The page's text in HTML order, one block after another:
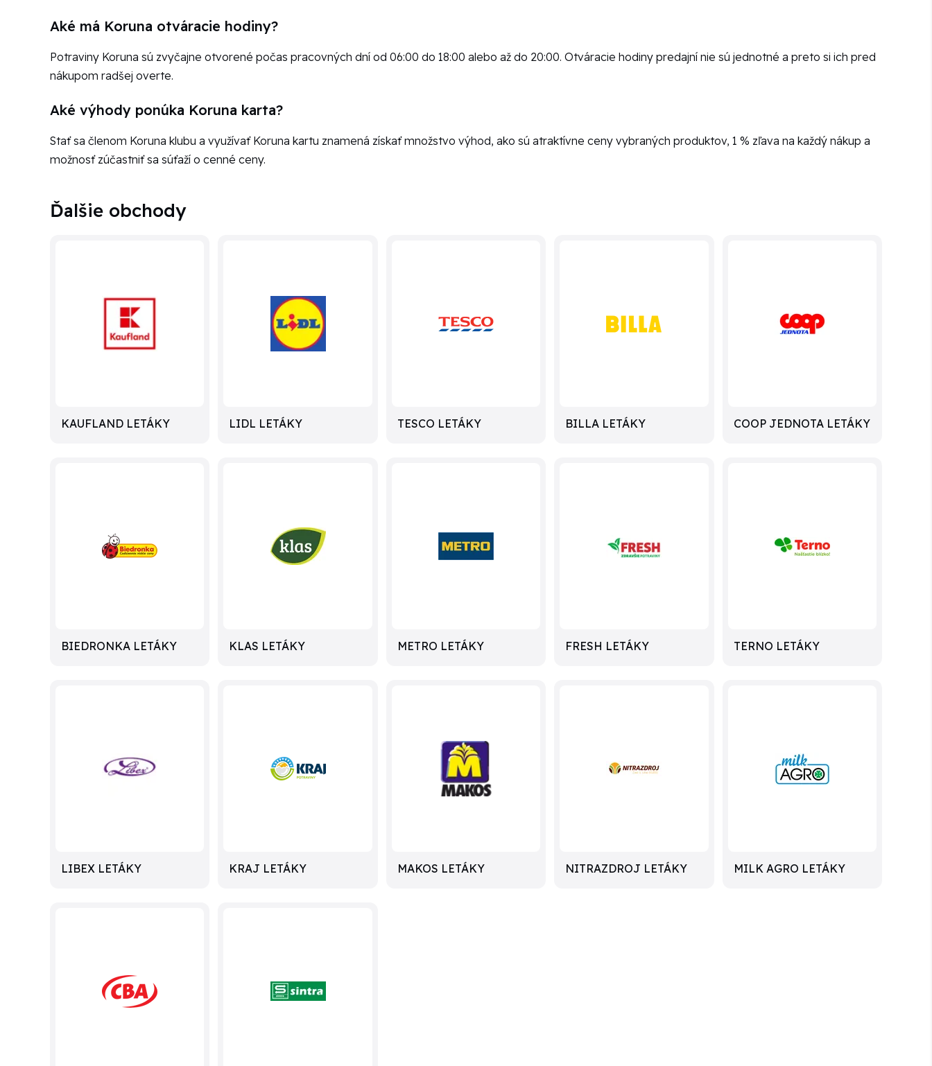
Aké má Koruna otváracie hodiny?
Potraviny Koruna sú zvyčajne otvorené počas pracovných dní od 06:00 do 18:00 alebo až do 20:00. Otváracie hodiny predajní nie sú jednotné a preto si ich pred
nákupom radšej overte.
Aké výhody ponúka Koruna karta?
Stať sa členom Koruna klubu a využívať Koruna kartu znamená získať množstvo výhod, ako sú atraktívne ceny vybraných produktov, 1 % zľava na každý nákup a
možnosť zúčastniť sa súťaží o cenné ceny.
Ďalšie obchody
KAUFLAND LETÁKY LIDL LETÁKY TESCO LETÁKY BILLA LETÁKY COOP JEDNOTA LETÁKY
BIEDRONKA LETÁKY KLAS LETÁKY METRO LETÁKY FRESH LETÁKY TERNO LETÁKY
LIBEX LETÁKY KRAJ LETÁKY MAKOS LETÁKY NITRAZDROJ LETÁKY MILK AGRO LETÁKY